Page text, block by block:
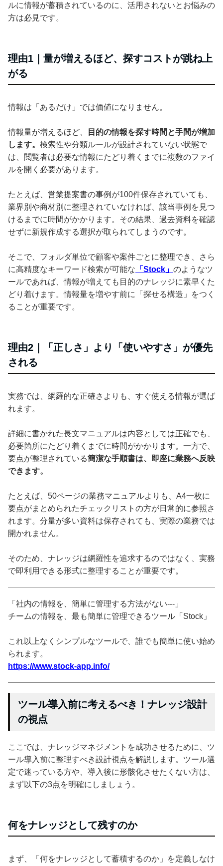
ルに情報が蓄積されているのに、活用されないとお悩みの
方は必見です。
理由1｜量が増えるほど、探すコストが跳ね上
がる
情報は「あるだけ」では価値になりません。
情報量が増えるほど、
目的の情報を探す時間と手間が増加
します。 検索性や分類ルールが設計されていない状態で
は、閲覧者は必要な情報にたどり着くまでに複数のファイ
ルを開く必要があります。
たとえば、営業提案書の事例が100件保存されていても、
業界別や商材別に整理されていなければ、該当事例を見つ
けるまでに時間がかかります。その結果、過去資料を確認
せずに新規作成する選択が取られてしまうのです。
そこで、フォルダ単位で顧客や案件ごとに整理でき、さら
に高精度なキーワード検索が可能な 「Stock」 のようなツ
ールであれば、情報が増えても目的のナレッジに素早くた
どり着けます。情報量を増やす前に「探せる構造」をつく
ることが重要です。
理由2｜「正しさ」より「使いやすさ」が優先
される
実務では、網羅的な正確さよりも、すぐ使える情報が選ば
れます。
詳細に書かれた長文マニュアルは内容としては正確でも、
必要箇所にたどり着くまでに時間がかかります。一方で、
要点が整理されている簡潔な手順書は、即座に業務へ反映
できます。
たとえば、50ページの業務マニュアルよりも、A4一枚に
要点がまとめられたチェックリストの方が日常的に参照さ
れます。分量が多い資料は保存されても、実際の業務では
開かれません。
そのため、ナレッジは網羅性を追求するのではなく、実務
で即利用できる形式に整理することが重要です。
「社内の情報を、簡単に管理する方法がない---」
チームの情報を、最も簡単に管理できるツール「Stock」
これ以上なくシンプルなツールで、誰でも簡単に使い始め
られます。
https://www.stock-app.info/
ツール導入前に考えるべき！ナレッジ設計
の視点
ここでは、ナレッジマネジメントを成功させるために、ツ
ール導入前に整理すべき設計視点を解説します。ツール選
定で迷っている方や、導入後に形骸化させたくない方は、
まず以下の3点を明確にしましょう。
何をナレッジとして残すのか
まず、「何をナレッジとして蓄積するのか」を定義しなけ